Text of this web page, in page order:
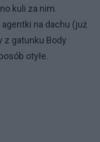
kuli za nim.
na dachu (już
z gatunku Body
otyłe.